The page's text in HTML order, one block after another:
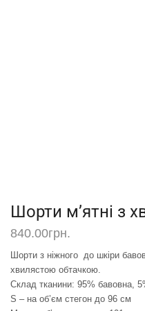
Шорти м’ятні з
840.00грн.
Шорти з ніжного до шкіри
хвилястою обтачкою.
Склад тканини: 95% бавовна,
S – на об’єм стегон до 96 см